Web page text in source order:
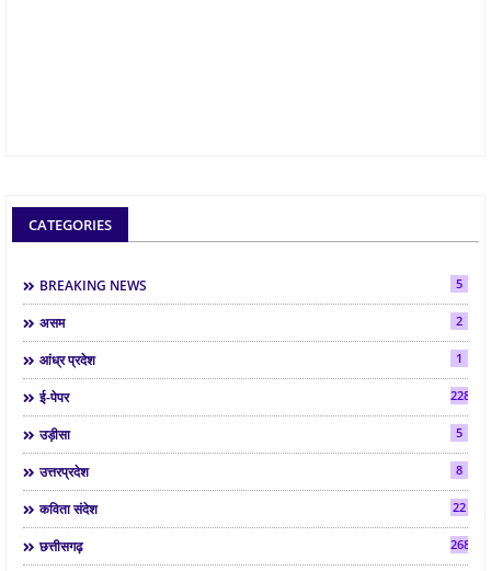
CATEGORIES
BREAKING NEWS 5
असम 2
आंध्र प्रदेश 1
ई-पेपर 2286
उड़ीसा 5
उत्तरप्रदेश 8
कविता संदेश 22
छत्तीसगढ़ 268